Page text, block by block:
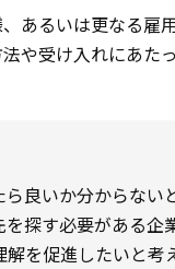
あるいは更なる雇
や受け入れにあた
良いか分からない
を探す必要がある企
を促進したいと考